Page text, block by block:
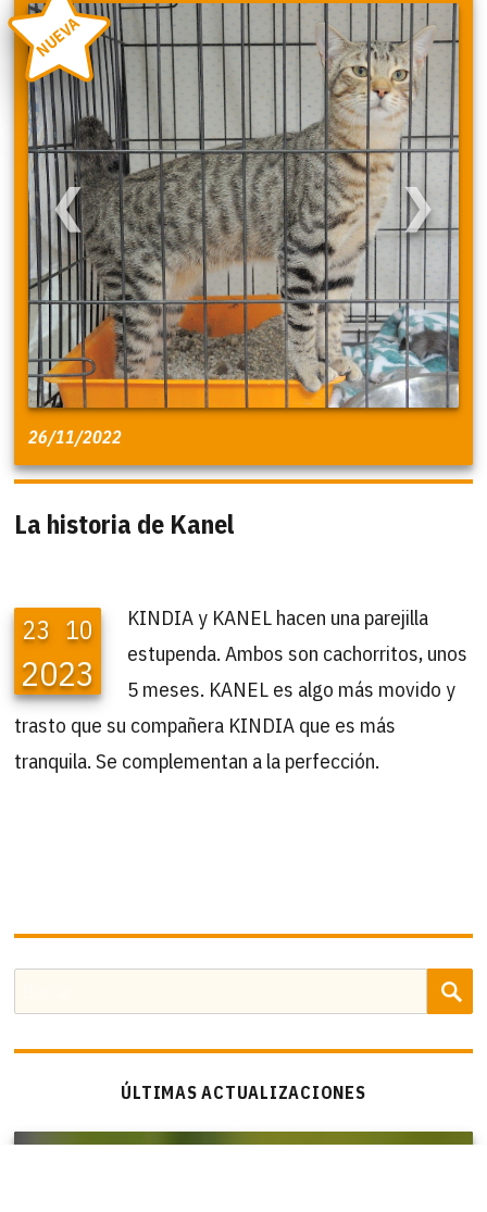
❮ ❯
NUEVA
26/11/2022
La historia de Kanel
23 10
2023
KINDIA y KANEL hacen una parejilla
estupenda. Ambos son cachorritos, unos
5 meses. KANEL es algo más movido y
trasto que su compañera KINDIA que es más
tranquila. Se complementan a la perfección.
por:
ÚLTIMAS ACTUALIZACIONES